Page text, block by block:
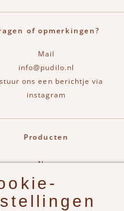
of opmerkingen?
Mail
info@pudilo.nl
ons een berichtje via
instagram
Producten
New
Jongens
Meisjes